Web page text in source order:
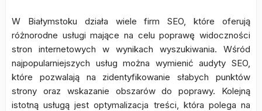
W Białymstoku działa wiele firm SEO, które oferują
różnorodne usługi mające na celu poprawę widoczności
stron internetowych w wynikach wyszukiwania. Wśród
najpopularniejszych usług można wymienić audyty SEO,
które pozwalają na zidentyfikowanie słabych punktów
strony oraz wskazanie obszarów do poprawy. Kolejną
istotną usługą jest optymalizacja treści, która polega na